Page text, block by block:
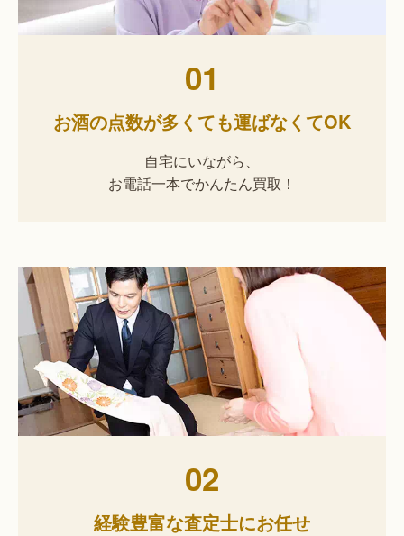
01
お酒の点数が多くても運ばなくてOK
自宅にいながら、
お電話一本でかんたん買取！
02
経験豊富な査定士にお任せ